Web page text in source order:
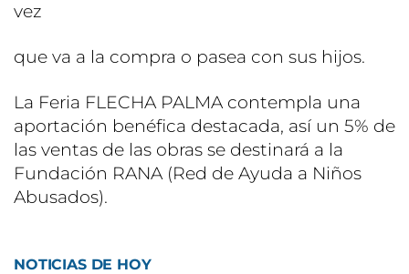
vez
que va a la compra o pasea con sus hijos.
La Feria FLECHA PALMA contempla una
aportación benéfica destacada, así un 5% de
las ventas de las obras se destinará a la
Fundación RANA (Red de Ayuda a Niños
Abusados).
NOTICIAS DE HOY